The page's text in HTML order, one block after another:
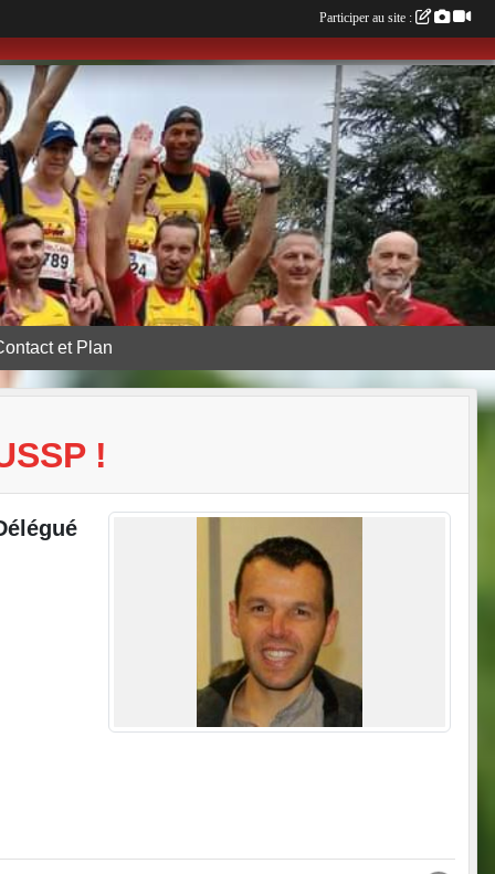
et Plan
!
Participer au site :